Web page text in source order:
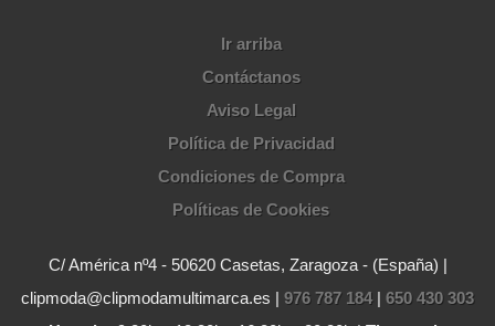
Ir arriba
Contáctanos
Aviso Legal
Política de Privacidad
Condiciones de Compra
Políticas de Cookies
C/ América nº4 - 50620 Casetas, Zaragoza - (España) |
clipmoda@clipmodamultimarca.es | 976 787 184| 650 430 303